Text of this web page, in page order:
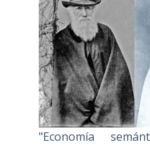
"Economía